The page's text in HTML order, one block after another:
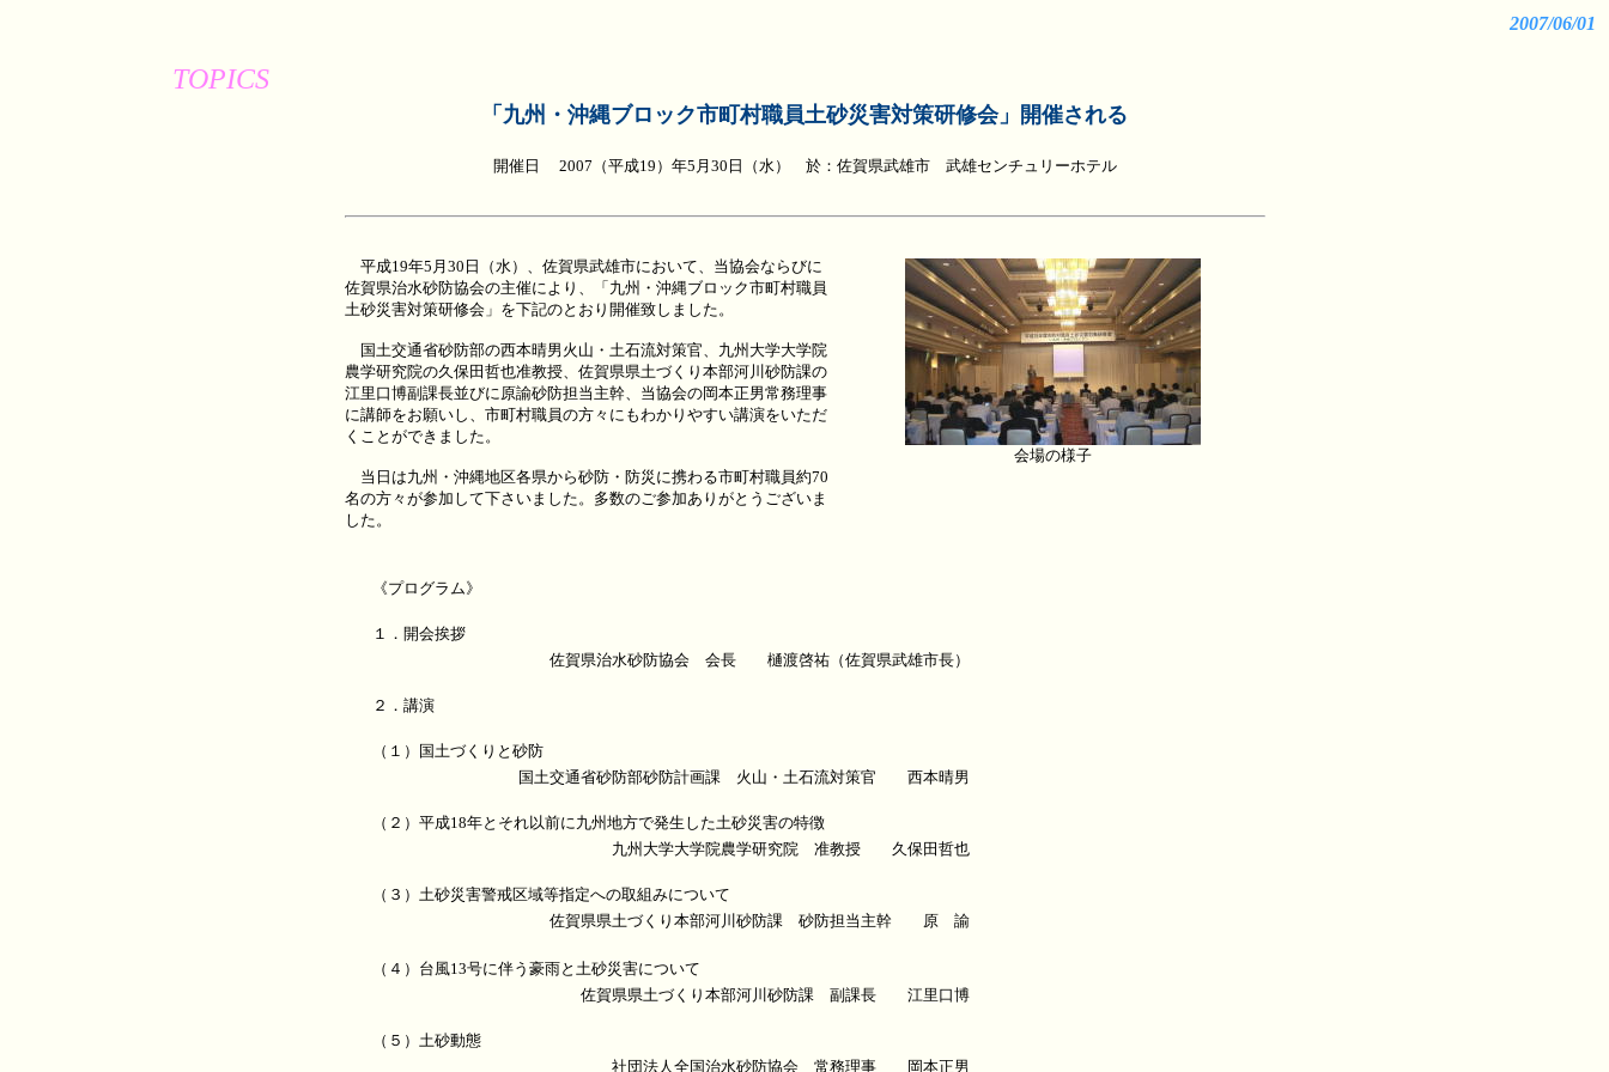
2007/06/01
TOPICS
「九州・沖縄ブロック市町村職員土砂災害対策研修会」開催される
開催日 2007（平成19）年5月30日（水） 於：佐賀県武雄市 武雄センチュリーホテル
平成19年5月30日（水）、佐賀県武雄市において、当協会ならびに
佐賀県治水砂防協会の主催により、「九州・沖縄ブロック市町村職員
土砂災害対策研修会」を下記のとおり開催致しました。
国土交通省砂防部の西本晴男火山・土石流対策官、九州大学大学院
農学研究院の久保田哲也准教授、佐賀県県土づくり本部河川砂防課の
江里口博副課長並びに原諭砂防担当主幹、当協会の岡本正男常務理事
に講師をお願いし、市町村職員の方々にもわかりやすい講演をいただ
くことができました。
当日は九州・沖縄地区各県から砂防・防災に携わる市町村職員約70
名の方々が参加して下さいました。多数のご参加ありがとうございま
した。
会場の様子
《プログラム》
１．開会挨拶
佐賀県治水砂防協会 会長 樋渡啓祐（佐賀県武雄市長）
２．講演
（１）国土づくりと砂防
国土交通省砂防部砂防計画課 火山・土石流対策官 西本晴男
（２）平成18年とそれ以前に九州地方で発生した土砂災害の特徴
九州大学大学院農学研究院 准教授 久保田哲也
（３）土砂災害警戒区域等指定への取組みについて
佐賀県県土づくり本部河川砂防課 砂防担当主幹 原 諭
（４）台風13号に伴う豪雨と土砂災害について
佐賀県県土づくり本部河川砂防課 副課長 江里口博
（５）土砂動態
社団法人全国治水砂防協会 常務理事 岡本正男